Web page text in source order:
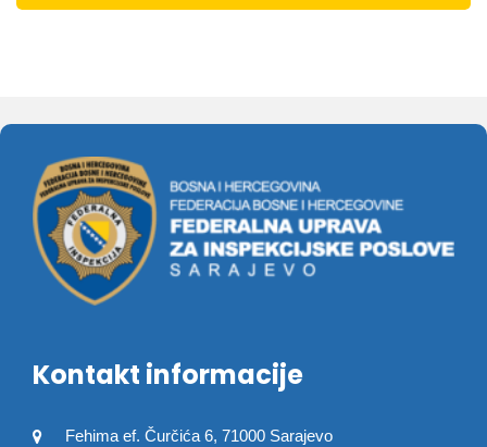
Kontakt informacije
Fehima ef. Čurčića 6, 71000 Sarajevo